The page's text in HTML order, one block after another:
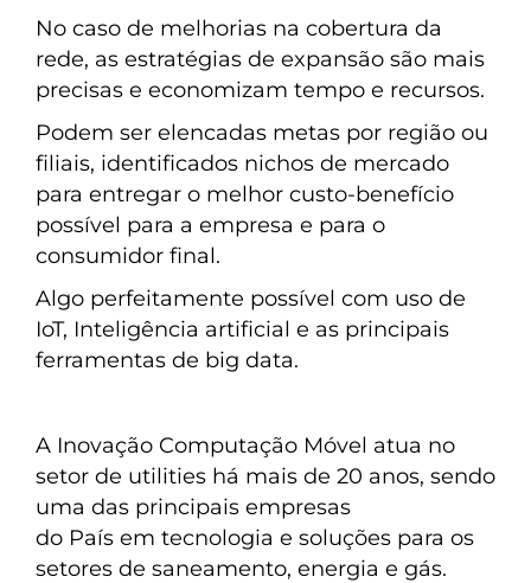
No caso de melhorias na cobertura da
rede, as estratégias de expansão são mais
precisas e economizam tempo e recursos.
Podem ser elencadas metas por região ou
filiais, identificados nichos de mercado
para entregar o melhor custo-benefício
possível para a empresa e para o
consumidor final.
Algo perfeitamente possível com uso de
IoT, Inteligência artificial e as principais
ferramentas de big data.
A Inovação Computação Móvel atua no
setor de utilities há mais de 20 anos, sendo
uma das principais empresas
do País em tecnologia e soluções para os
setores de saneamento, energia e gás.